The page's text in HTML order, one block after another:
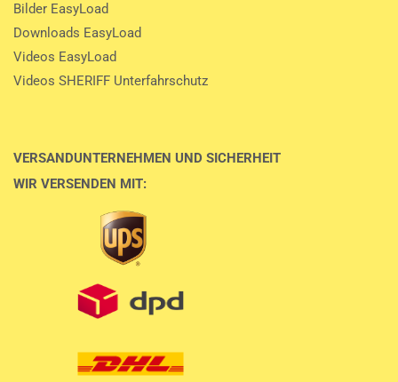
Bilder EasyLoad
Downloads EasyLoad
Videos EasyLoad
Videos SHERIFF Unterfahrschutz
VERSANDUNTERNEHMEN UND SICHERHEIT
WIR VERSENDEN MIT: